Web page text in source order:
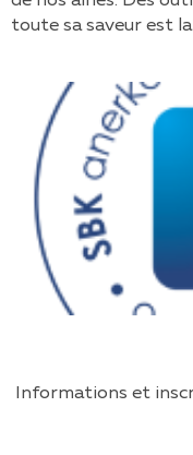
toute sa saveur est
Informations et